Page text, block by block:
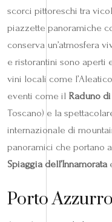
scorci pittoreschi tra
piazzette panoramiche
conserva un’atmosfera
e ristorantini sono aperti
vini locali come
eventi come il Raduno
Toscano) e la
internazionale di
panoramici che portano
Spiaggia dell’Innamorata
Porto Azzurro